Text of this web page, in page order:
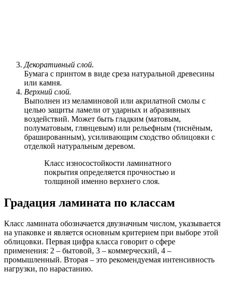
Декоративный слой.
Бумага с принтом в виде среза натуральной древесины
или камня.
Верхний слой.
Выполнен из меламиновой или акрилатной смолы с
целью защиты ламели от ударных и абразивных
воздействий. Может быть гладким (матовым,
полуматовым, глянцевым) или рельефным (тиснёным,
брашированным), усиливающим сходство облицовки с
отделкой натуральным деревом.
Класс износостойкости ламинатного
покрытия определяется прочностью и
толщиной именно верхнего слоя.
Градация ламината по классам
Класс ламината обозначается двузначным числом, указывается
на упаковке и является основным критерием при выборе этой
облицовки. Первая цифра класса говорит о сфере
применения: 2 – бытовой, 3 – коммерческий, 4 –
промышленный. Вторая – это рекомендуемая интенсивность
нагрузки, по нарастанию.